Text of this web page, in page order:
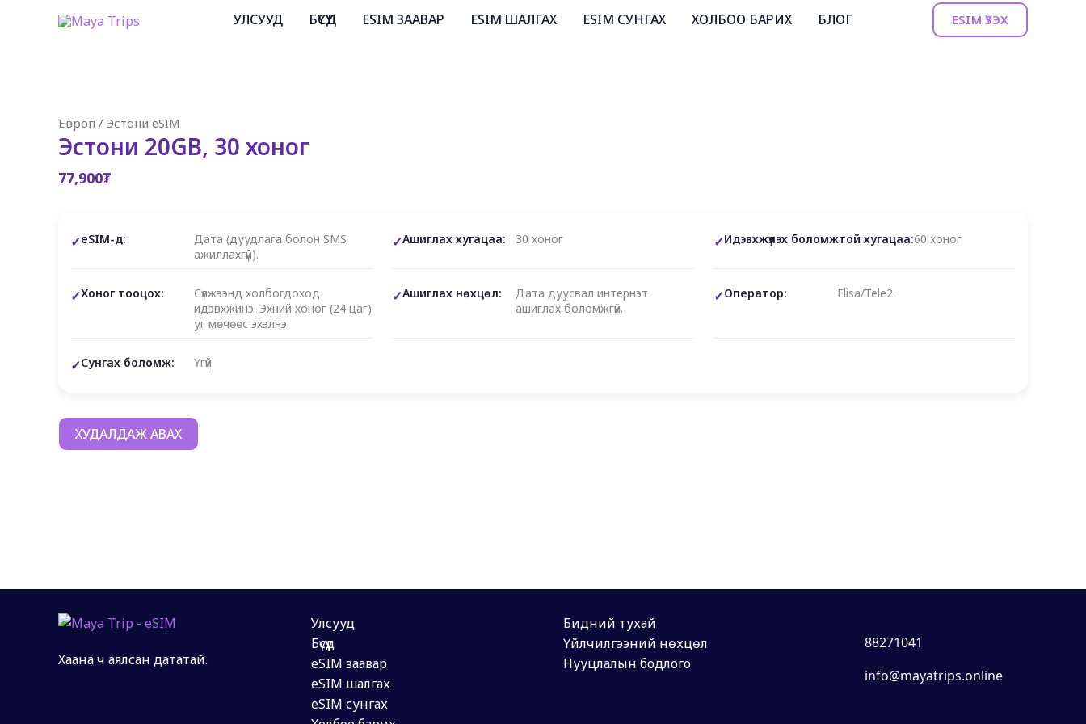
УЛСУУД БҮСҮҮД ESIM ЗААВАР ESIM ШАЛГАХ ESIM СУНГАХ ХОЛБОО БАРИХ БЛОГ ESIM ҮЗЭХ
Европ / Эстони eSIM
Эстони 20GB, 30 хоног
77,900₮
eSIM-д:
Дата (дуудлага болон SMS
ажиллахгүй).
Ашиглах хугацаа: 30 хоног Идэвхжүүлэх боломжтой хугацаа:60 хоног
Хоног тооцох:
Сүлжээнд холбогдоход
идэвхжинэ. Эхний хоног (24 цаг)
уг мөчөөс эхэлнэ.
Ашиглах нөхцөл:
Дата дуусвал интернэт
ашиглах боломжгүй.
Оператор: Elisa/Tele2
Сунгах боломж: Үгүй
ХУДАЛДАЖ АВАХ
Хаана ч аялсан дататай.
Улсууд
Бүсүүд
eSIM заавар
eSIM шалгах
eSIM сунгах
Бидний тухай
Үйлчилгээний нөхцөл
Нууцлалын бодлого
88271041
info@mayatrips.online